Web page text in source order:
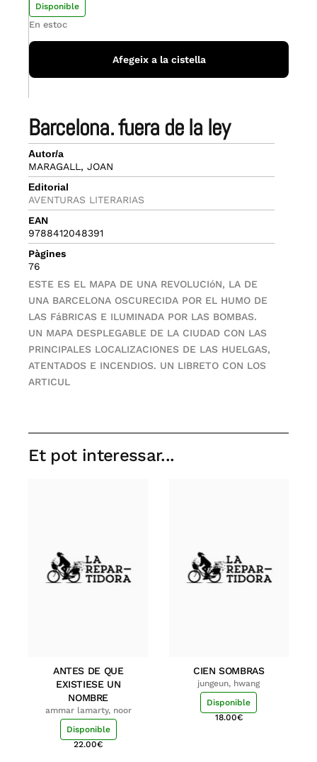
barcelona. fuera de la ley
Autor/a
MARAGALL, JOAN
Editorial
AVENTURAS LITERARIAS
EAN
9788412048391
Pàgines
76
ESTE ES EL MAPA DE UNA REVOLUCIóN, LA DE
UNA BARCELONA OSCURECIDA POR EL HUMO DE
LAS FáBRICAS E ILUMINADA POR LAS BOMBAS.
UN MAPA DESPLEGABLE DE LA CIUDAD CON LAS
PRINCIPALES LOCALIZACIONES DE LAS HUELGAS,
ATENTADOS E INCENDIOS. UN LIBRETO CON LOS
ARTICUL
Disponible
En estoc
Afegeix a la cistella
Et pot interessar...
ANTES DE QUE
EXISTIESE UN
NOMBRE
ammar lamarty, noor
Disponible
22.00€
CIEN SOMBRAS
jungeun, hwang
Disponible
18.00€